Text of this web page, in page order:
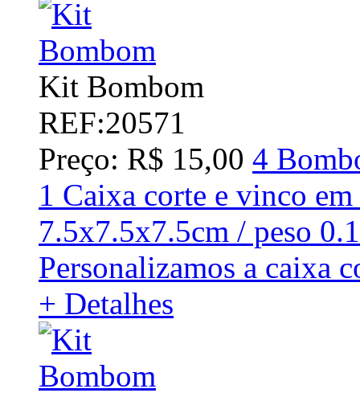
Kit Bombom
REF:20571
Preço: R$ 15,00 4
1 Caixa corte e vinco
7.5x7.5x7.5cm / peso
Personalizamos a caixa
+ Detalhes